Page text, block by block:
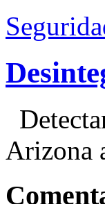
Arizona